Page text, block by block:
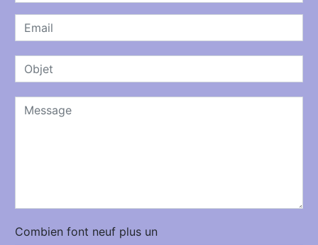
Combien font neuf plus un